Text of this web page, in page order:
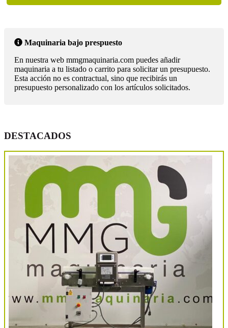
Maquinaria bajo prespuesto
En nuestra web mmgmaquinaria.com puedes añadir
maquinaria a tu listado o carrito para solicitar un presupuesto.
Esta acción no es contractual, sino que recibirás un
presupuesto personalizado con los artículos solicitados.
DESTACADOS